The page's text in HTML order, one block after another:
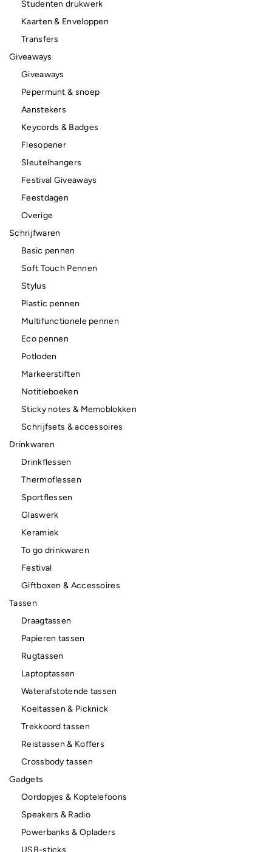
Studenten drukwerk
Kaarten & Enveloppen
Transfers
Giveaways
Giveaways
Pepermunt & snoep
Aanstekers
Keycords & Badges
Flesopener
Sleutelhangers
Festival Giveaways
Feestdagen
Overige
Schrijfwaren
Basic pennen
Soft Touch Pennen
Stylus
Plastic pennen
Multifunctionele pennen
Eco pennen
Potloden
Markeerstiften
Notitieboeken
Sticky notes & Memoblokken
Schrijfsets & accessoires
Drinkwaren
Drinkflessen
Thermoflessen
Sportflessen
Glaswerk
Keramiek
To go drinkwaren
Festival
Giftboxen & Accessoires
Tassen
Draagtassen
Papieren tassen
Rugtassen
Laptoptassen
Waterafstotende tassen
Koeltassen & Picknick
Trekkoord tassen
Reistassen & Koffers
Crossbody tassen
Gadgets
Oordopjes & Koptelefoons
Speakers & Radio
Powerbanks & Opladers
USB-sticks